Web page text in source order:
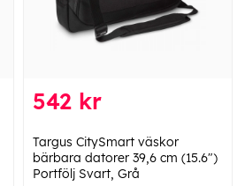
542 kr
Targus CitySmart väskor
bärbara datorer 39,6 cm (15.6")
Portfölj Svart, Grå